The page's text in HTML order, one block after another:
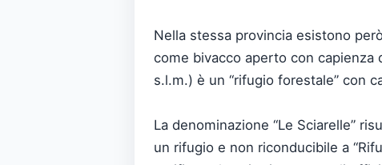
Nella stessa provincia esistono
come bivacco aperto con capienza
s.l.m.) è un “rifugio forestale” con
La denominazione “Le Sciarelle”
un rifugio e non riconducibile a